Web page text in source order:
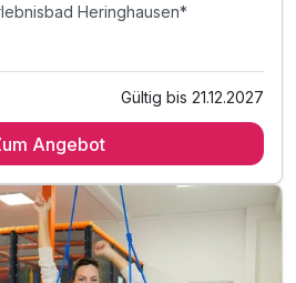
Heringhausen*
vom Buffet
Heringhausen*
pro Kind
für Kinder
Gültig bis 21.12.2027
Angebot